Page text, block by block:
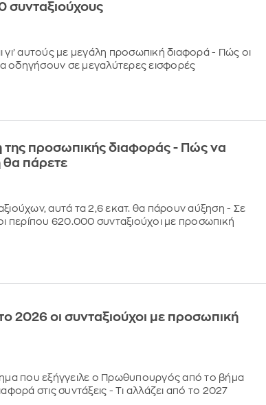
συνταξιούχους
αυτούς με μεγάλη προσωπική διαφορά - Πώς οι
οδηγήσουν σε μεγαλύτερες εισφορές
της προσωπικής διαφοράς - Πώς να
θα πάρετε
αυτά τα 2,6 εκατ. θα πάρουν αύξηση - Σε
περίπου 620.000 συνταξιούχοι με προσωπική
2026 οι συνταξιούχοι με προσωπική
που εξήγγειλε ο Πρωθυπουργός από το βήμα
στις συντάξεις - Τι αλλάζει από το 2027